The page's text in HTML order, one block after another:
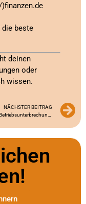
die beste
deinen
oder
wissen.
NÄCHSTER BEITRAG